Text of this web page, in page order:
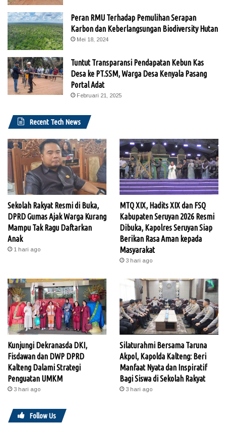
Peran RMU Terhadap Pemulihan Serapan
Karbon dan Keberlangsungan Biodiversity Hutan
Mei 18, 2024
Tuntut Transparansi Pendapatan Kebun Kas
Desa ke PT.SSM, Warga Desa Kenyala Pasang
Portal Adat
Februari 21, 2025
Recent Tech News
Sekolah Rakyat Resmi di Buka,
DPRD Gumas Ajak Warga Kurang
Mampu Tak Ragu Daftarkan
Anak
1 hari ago
MTQ XIX, Hadits XIX dan FSQ
Kabupaten Seruyan 2026 Resmi
Dibuka, Kapolres Seruyan Siap
Berikan Rasa Aman kepada
Masyarakat
3 hari ago
Kunjungi Dekranasda DKI,
Fisdawan dan DWP DPRD
Kalteng Dalami Strategi
Penguatan UMKM
3 hari ago
Silaturahmi Bersama Taruna
Akpol, Kapolda Kalteng: Beri
Manfaat Nyata dan Inspiratif
Bagi Siswa di Sekolah Rakyat
3 hari ago
Follow Us